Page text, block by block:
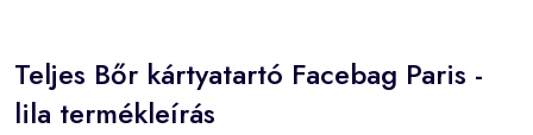
Teljes Bőr kártyatartó Facebag Paris -
lila termékleírás